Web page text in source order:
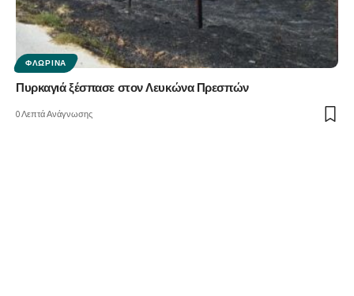
ΦΛΏΡΙΝΑ
Πυρκαγιά ξέσπασε στον Λευκώνα Πρεσπών
0 Λεπτά Ανάγνωσης